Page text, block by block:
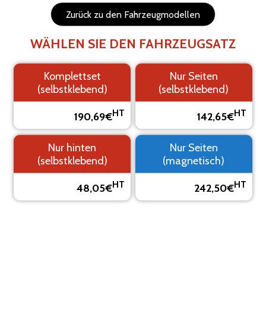
Zurück zu den Fahrzeugmodellen
WÄHLEN SIE DEN FAHRZEUGSATZ
Komplettset
(selbstklebend)
190,69€HT
Nur Seiten
(selbstklebend)
142,65€HT
Nur hinten
(selbstklebend)
48,05€HT
Nur Seiten
(magnetisch)
242,50€HT
Hintergrund
2. Logo
4.
Übersicht
SEHEN SIE SICH IHRE KLEBEMARKIERUNG IN EINER
VORSCHAU AN
Das Visual ist eine Vorschau, es kann vom Endergebnis
abweichen.